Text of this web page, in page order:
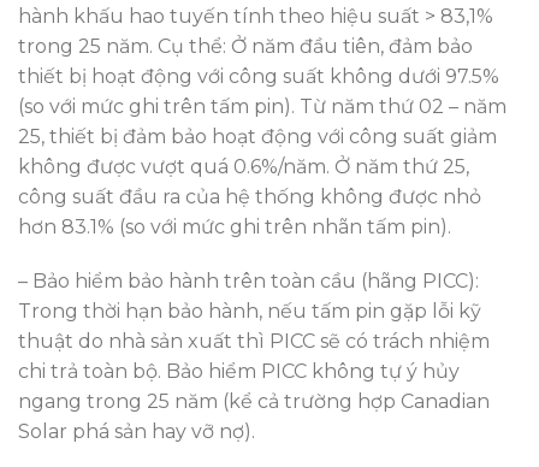
hành khấu hao tuyến tính theo hiệu suất > 83,1%
trong 25 năm. Cụ thể: Ở năm đầu tiên, đảm bảo
thiết bị hoạt động với công suất không dưới 97.5%
(so với mức ghi trên tấm pin). Từ năm thứ 02 – năm
25, thiết bị đảm bảo hoạt động với công suất giảm
không được vượt quá 0.6%/năm. Ở năm thứ 25,
công suất đầu ra của hệ thống không được nhỏ
hơn 83.1% (so với mức ghi trên nhãn tấm pin).
– Bảo hiểm bảo hành trên toàn cầu (hãng PICC):
Trong thời hạn bảo hành, nếu tấm pin gặp lỗi kỹ
thuật do nhà sản xuất thì PICC sẽ có trách nhiệm
chi trả toàn bộ. Bảo hiểm PICC không tự ý hủy
ngang trong 25 năm (kể cả trường hợp Canadian
Solar phá sản hay vỡ nợ).